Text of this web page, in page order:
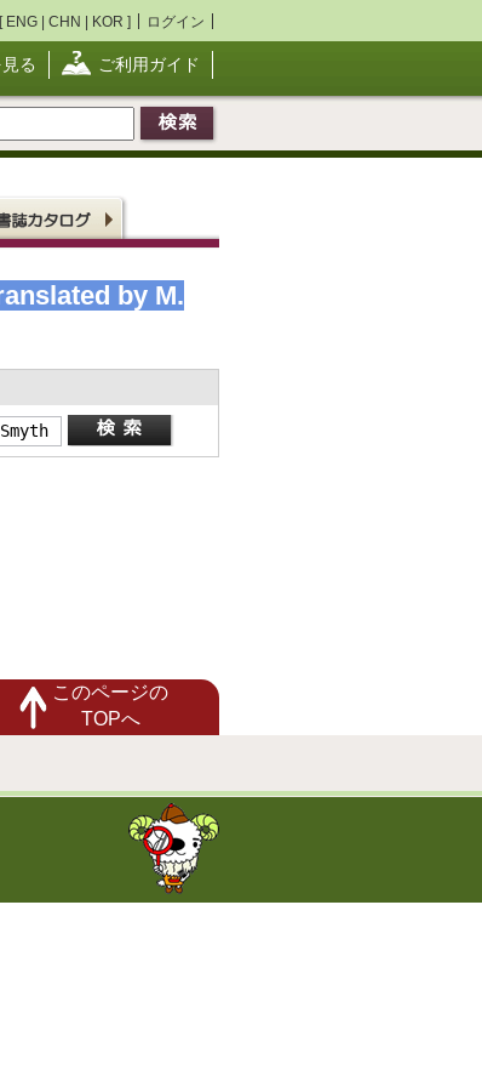
ENG | CHN | KOR ] ログイン
る ご利用ガイド
by M.
このページの
TOPへ